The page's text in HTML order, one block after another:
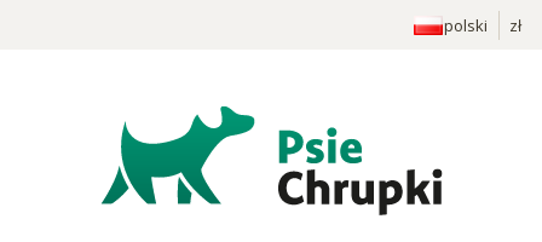
polski zł